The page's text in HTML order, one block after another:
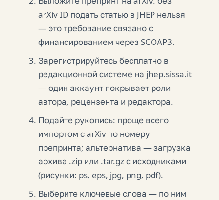
arXiv ID подать статью в JHEP нельзя
— это требование связано с
финансированием через SCOAP3.
Зарегистрируйтесь бесплатно в
редакционной системе на jhep.sissa.it
— один аккаунт покрывает роли
автора, рецензента и редактора.
Подайте рукопись: проще всего
импортом с arXiv по номеру
препринта; альтернатива — загрузка
архива .zip или .tar.gz с исходниками
(рисунки: ps, eps, jpg, png, pdf).
Выберите ключевые слова — по ним